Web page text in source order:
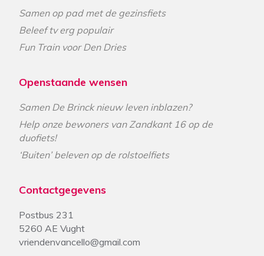
Samen op pad met de gezinsfiets
Beleef tv erg populair
Fun Train voor Den Dries
Openstaande wensen
Samen De Brinck nieuw leven inblazen?
Help onze bewoners van Zandkant 16 op de
duofiets!
‘Buiten’ beleven op de rolstoelfiets
Contactgegevens
Postbus 231
5260 AE Vught
vriendenvancello@gmail.com